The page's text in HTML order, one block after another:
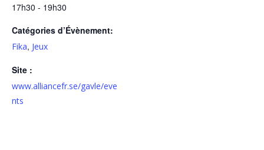
17h30 - 19h30
Catégories d’Évènement:
Fika, Jeux
Site :
www.alliancefr.se/gavle/eve
nts